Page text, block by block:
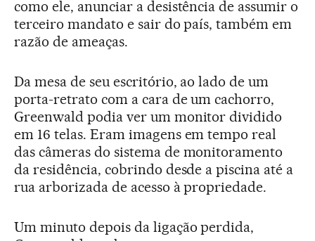
como ele, anunciar a desistência de assumir o
terceiro mandato e sair do país, também em
razão de ameaças.
Da mesa de seu escritório, ao lado de um
porta-retrato com a cara de um cachorro,
Greenwald podia ver um monitor dividido
em 16 telas. Eram imagens em tempo real
das câmeras do sistema de monitoramento
da residência, cobrindo desde a piscina até a
rua arborizada de acesso à propriedade.
Um minuto depois da ligação perdida,